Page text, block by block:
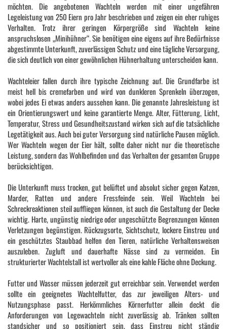
möchten. Die angebotenen Wachteln werden mit einer ungefähren
Legeleistung von 250 Eiern pro Jahr beschrieben und zeigen ein eher ruhiges
Verhalten. Trotz ihrer geringen Körpergröße sind Wachteln keine
anspruchslosen „Minihühner“. Sie benötigen eine eigens auf ihre Bedürfnisse
abgestimmte Unterkunft, zuverlässigen Schutz und eine tägliche Versorgung,
die sich deutlich von einer gewöhnlichen Hühnerhaltung unterscheiden kann.
Wachteleier fallen durch ihre typische Zeichnung auf. Die Grundfarbe ist
meist hell bis cremefarben und wird von dunkleren Sprenkeln überzogen,
wobei jedes Ei etwas anders aussehen kann. Die genannte Jahresleistung ist
ein Orientierungswert und keine garantierte Menge. Alter, Fütterung, Licht,
Temperatur, Stress und Gesundheitszustand wirken sich auf die tatsächliche
Legetätigkeit aus. Auch bei guter Versorgung sind natürliche Pausen möglich.
Wer Wachteln wegen der Eier hält, sollte daher nicht nur die theoretische
Leistung, sondern das Wohlbefinden und das Verhalten der gesamten Gruppe
berücksichtigen.
Die Unterkunft muss trocken, gut belüftet und absolut sicher gegen Katzen,
Marder, Ratten und andere Fressfeinde sein. Weil Wachteln bei
Schreckreaktionen steil auffliegen können, ist auch die Gestaltung der Decke
wichtig. Harte, ungünstig niedrige oder ungeschützte Begrenzungen können
Verletzungen begünstigen. Rückzugsorte, Sichtschutz, lockere Einstreu und
ein geschütztes Staubbad helfen den Tieren, natürliche Verhaltensweisen
auszuleben. Zugluft und dauerhafte Nässe sind zu vermeiden. Ein
strukturierter Wachtelstall ist wertvoller als eine kahle Fläche ohne Deckung.
Futter und Wasser müssen jederzeit gut erreichbar sein. Verwendet werden
sollte ein geeignetes Wachtelfutter, das zur jeweiligen Alters- und
Nutzungsphase passt. Herkömmliches Körnerfutter allein deckt die
Anforderungen von Legewachteln nicht zuverlässig ab. Tränken sollten
standsicher und so positioniert sein, dass Einstreu nicht ständig